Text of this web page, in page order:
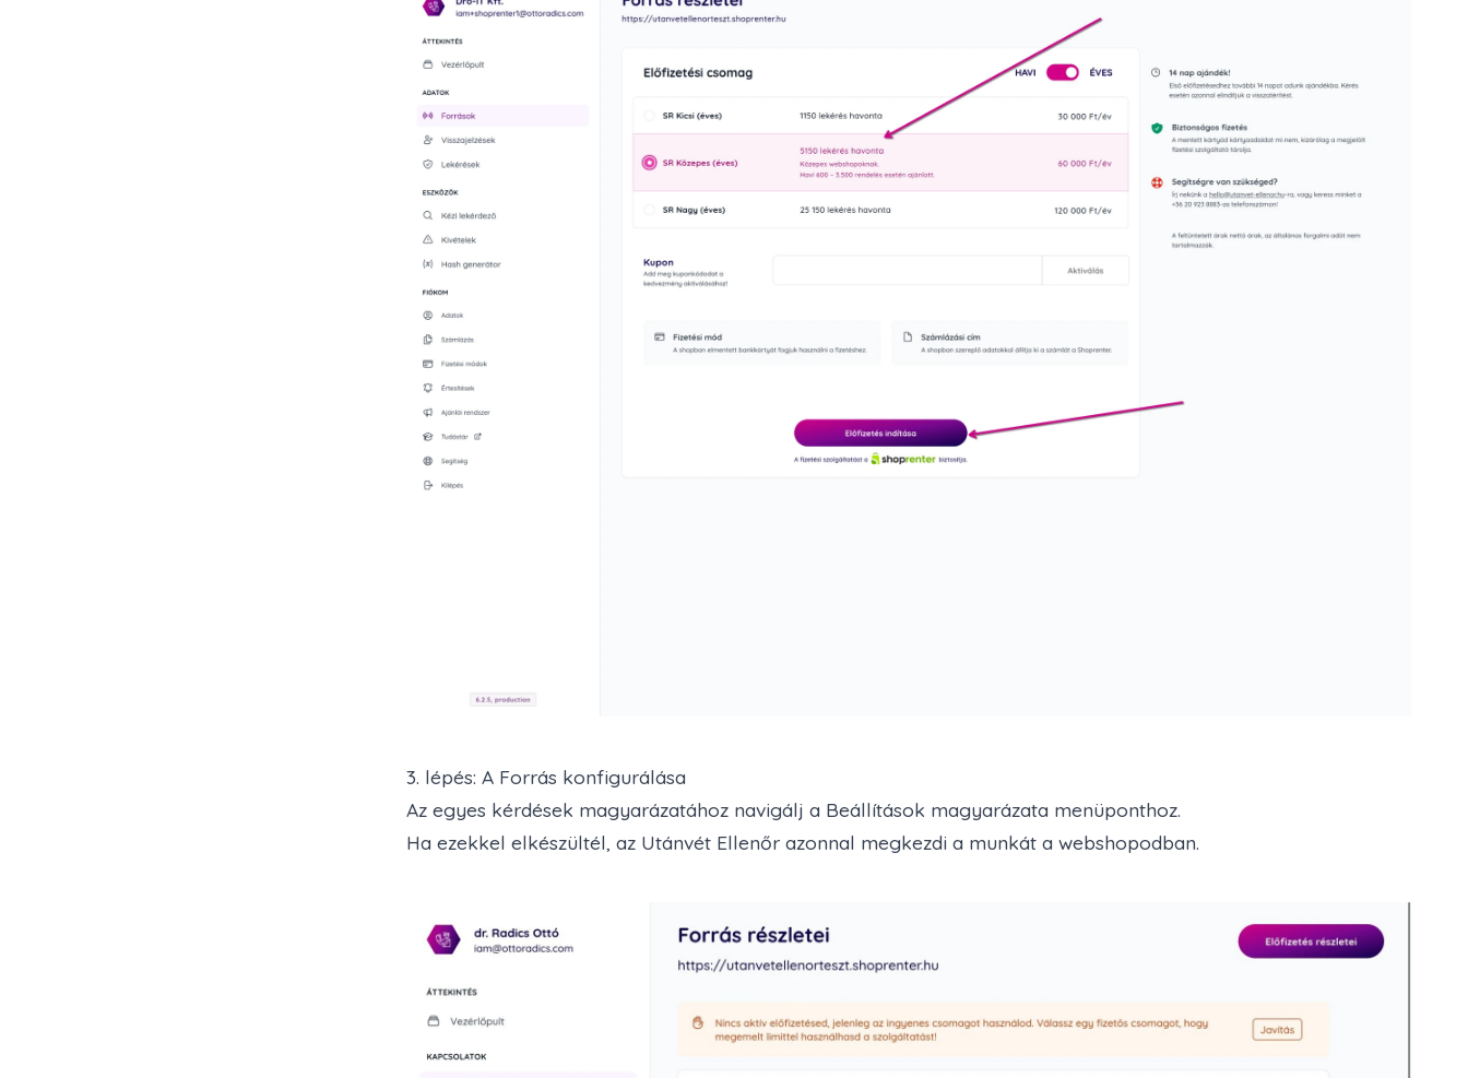
3. lépés: A Forrás konfigurálása
Az egyes kérdések magyarázatához navigálj a Beállítások magyarázata menüponthoz.
Ha ezekkel elkészültél, az Utánvét Ellenőr azonnal megkezdi a munkát a webshopodban.